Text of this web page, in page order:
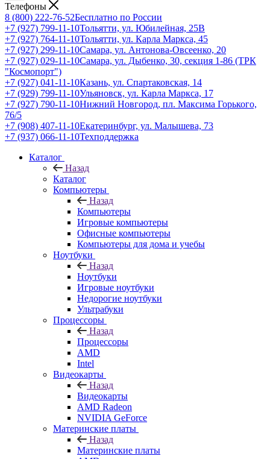
Телефоны
8 (800) 222-76-52Бесплатно по России
+7 (927) 799-11-10Тольятти, ул. Юбилейная, 25В
+7 (927) 764-11-10Тольятти, ул. Карла Маркса, 45
+7 (927) 299-11-10Самара, ул. Антонова-Овсеенко, 20
+7 (927) 029-11-10Самара, ул. Дыбенко, 30, секция 1-86 (ТРК
"Космопорт")
+7 (927) 041-11-10Казань, ул. Спартаковская, 14
+7 (929) 799-11-10Ульяновск, ул. Карла Маркса, 17
+7 (927) 790-11-10Нижний Новгород, пл. Максима Горького,
76/5
+7 (908) 407-11-10Екатеринбург, ул. Малышева, 73
+7 (937) 066-11-10Техподдержка
Каталог
Назад
Каталог
Компьютеры
Назад
Компьютеры
Игровые компьютеры
Офисные компьютеры
Компьютеры для дома и учебы
Ноутбуки
Назад
Ноутбуки
Игровые ноутбуки
Недорогие ноутбуки
Ультрабуки
Процессоры
Назад
Процессоры
AMD
Intel
Видеокарты
Назад
Видеокарты
AMD Radeon
NVIDIA GeForce
Материнские платы
Назад
Материнские платы